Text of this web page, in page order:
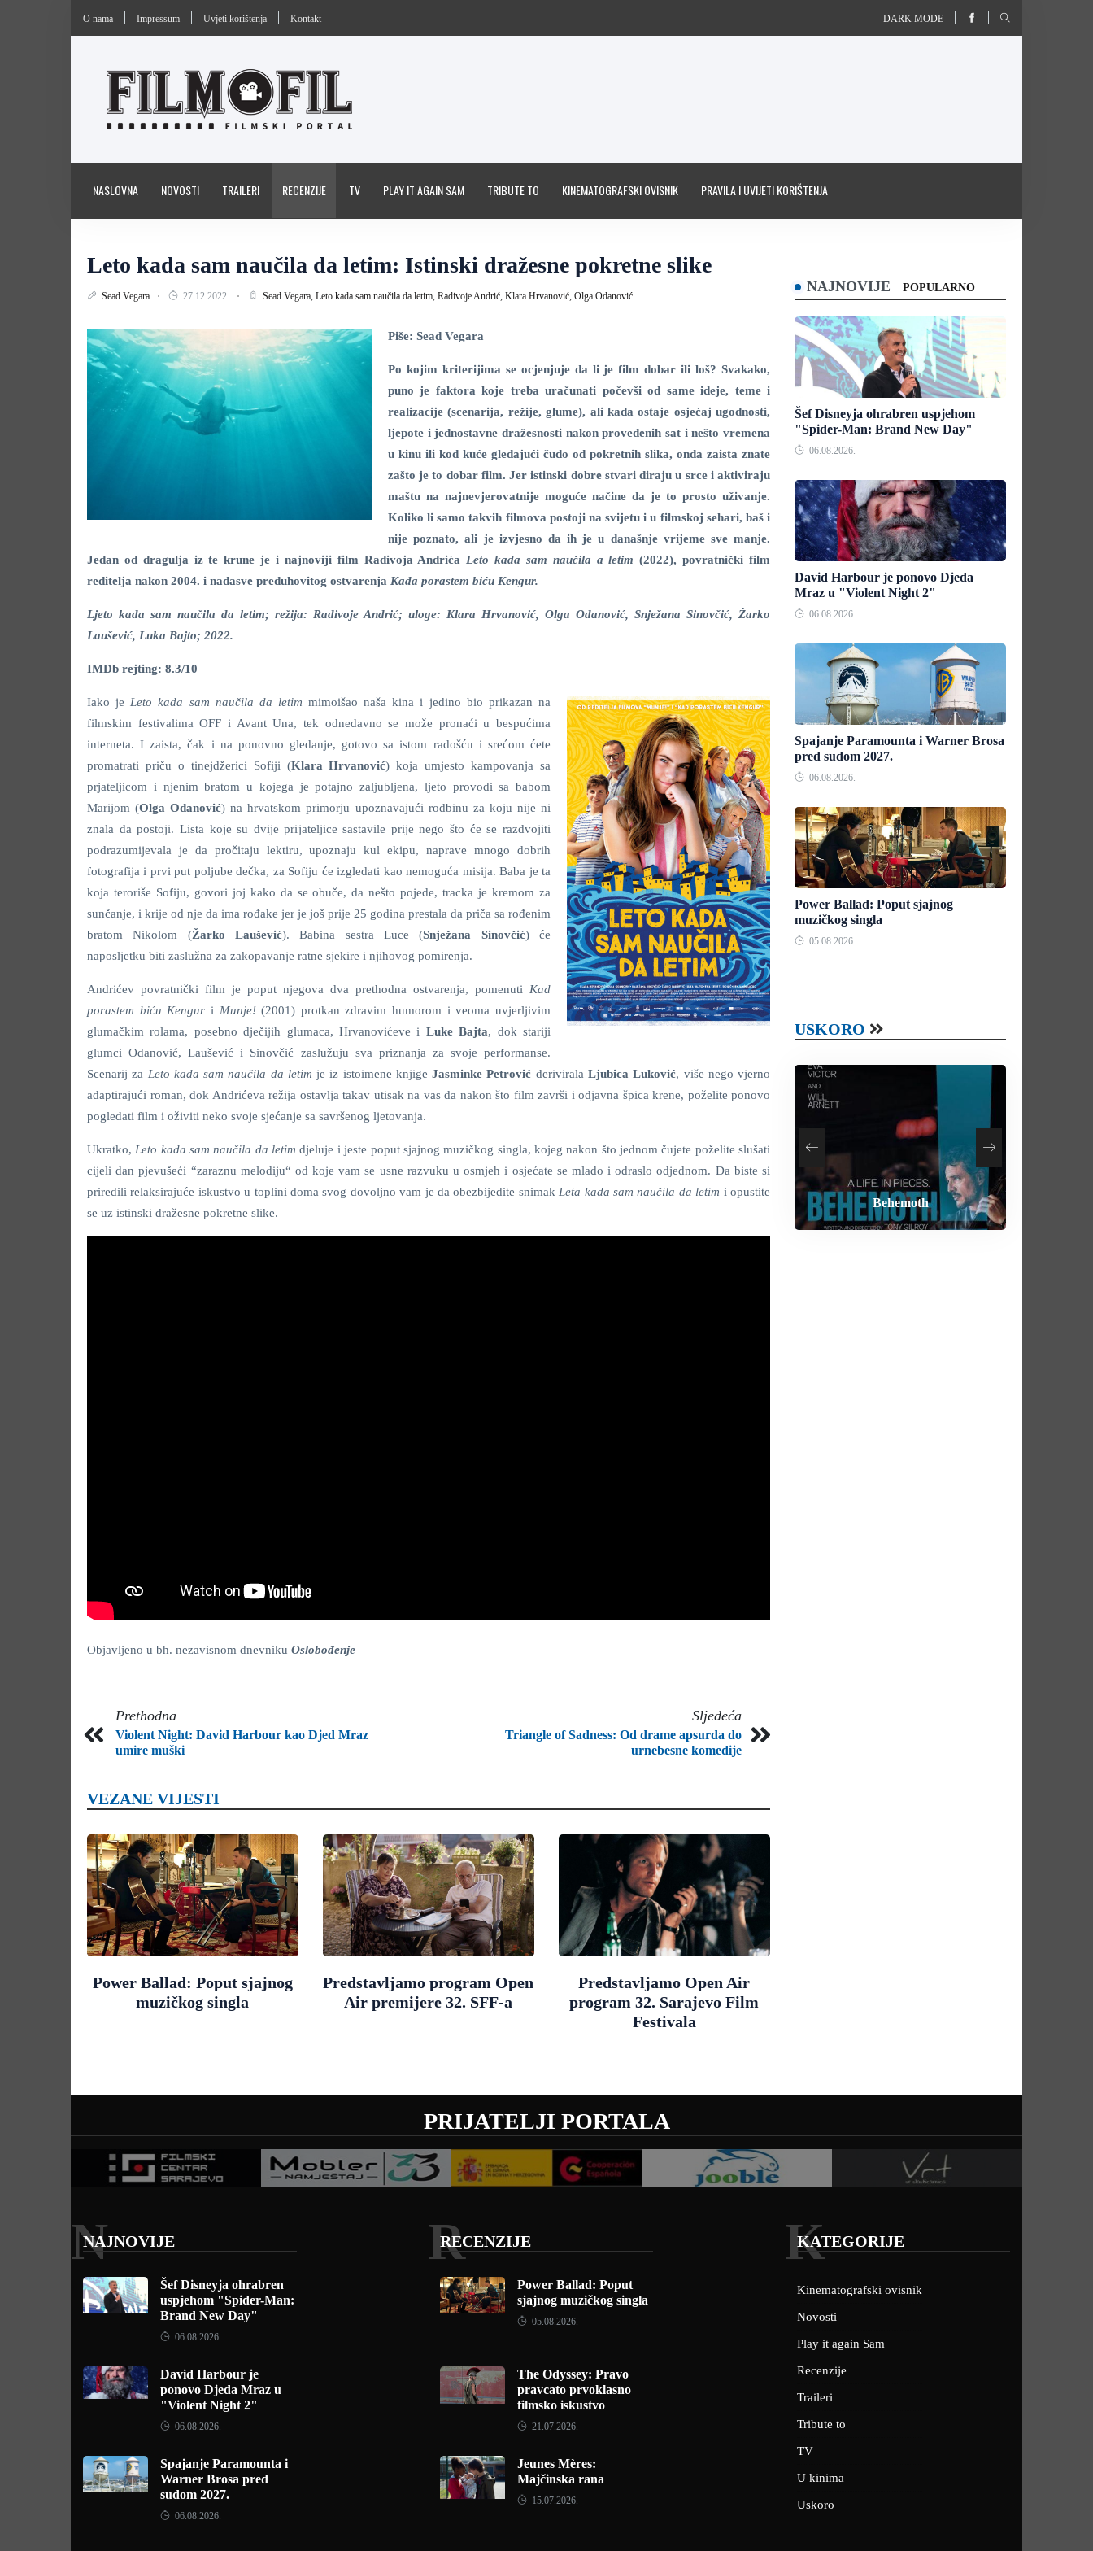
O nama Impressum Uvjeti korištenja Kontakt DARK MODE
NASLOVNA NOVOSTI TRAILERI RECENZIJE TV PLAY IT AGAIN SAM TRIBUTE TO KINEMATOGRAFSKI OVISNIK PRAVILA I UVIJETI KORIŠTENJA
Leto kada sam naučila da letim: Istinski dražesne pokretne slike
Sead Vegara 27.12.2022. Sead Vegara, Leto kada sam naučila da letim, Radivoje Andrić, Klara Hrvanović, Olga Odanović
Piše: Sead Vegara
Po kojim kriterijima se ocjenjuje da li je film dobar ili loš? Svakako,
puno je faktora koje treba uračunati počevši od same ideje, teme i
realizacije (scenarija, režije, glume), ali kada ostaje osjećaj ugodnosti,
ljepote i jednostavne dražesnosti nakon provedenih sat i nešto vremena
u kinu ili kod kuće gledajući čudo od pokretnih slika, onda zaista znate
zašto je to dobar film. Jer istinski dobre stvari diraju u srce i aktiviraju
maštu na najnevjerovatnije moguće načine da je to prosto uživanje.
Koliko li samo takvih filmova postoji na svijetu i u filmskoj sehari, baš i
nije poznato, ali je izvjesno da ih je u današnje vrijeme sve manje.
Jedan od dragulja iz te krune je i najnoviji film Radivoja Andrića Leto kada sam naučila a letim(2022), povratnički film
reditelja nakon 2004. i nadasve preduhovitog ostvarenja Kada porastem biću Kengur.
Ljeto kada sam naučila da letim; režija: Radivoje Andrić; uloge: Klara Hrvanović, Olga Odanović, Snježana Sinovčić, Žarko
Laušević, Luka Bajto; 2022.
IMDb rejting: 8.3/10
Iako je Leto kada sam naučila da letimmimoišao naša kina i jedino bio prikazan na
filmskim festivalima OFF i Avant Una, tek odnedavno se može pronaći u bespućima
interneta. I zaista, čak i na ponovno gledanje, gotovo sa istom radošću i srećom ćete
promatrati priču o tinejdžerici Sofiji (Klara Hrvanović) koja umjesto kampovanja sa
prjateljicom i njenim bratom u kojega je potajno zaljubljena, ljeto provodi sa babom
Marijom (Olga Odanović) na hrvatskom primorju upoznavajući rodbinu za koju nije ni
znala da postoji. Lista koje su dvije prijateljice sastavile prije nego što će se razdvojiti
podrazumijevala je da pročitaju lektiru, upoznaju kul ekipu, naprave mnogo dobrih
fotografija i prvi put poljube dečka, za Sofiju će izgledati kao nemoguća misija. Baba je ta
koja teroriše Sofiju, govori joj kako da se obuče, da nešto pojede, tracka je kremom za
sunčanje, i krije od nje da ima rođake jer je još prije 25 godina prestala da priča sa rođenim
bratom Nikolom (Žarko Laušević). Babina sestra Luce (Snježana Sinovčić) će
naposljetku biti zaslužna za zakopavanje ratne sjekire i njihovog pomirenja.
Andrićev povratnički film je poput njegova dva prethodna ostvarenja, pomenuti Kad
porastem biću Kengur i Munje!(2001) protkan zdravim humorom i veoma uvjerljivim
glumačkim rolama, posebno dječijih glumaca, Hrvanovićeve i Luke Bajta, dok stariji
glumci Odanović, Laušević i Sinovčić zaslužuju sva priznanja za svoje performanse.
Scenarij za Leto kada sam naučila da letimje iz istoimene knjigeJasminke Petrović derivirala Ljubica Luković, više nego vjerno
adaptirajući roman, dok Andrićeva režija ostavlja takav utisak na vas da nakon što film završi i odjavna špica krene, poželite ponovo
pogledati film i oživiti neko svoje sjećanje sa savršenog ljetovanja.
Ukratko, Leto kada sam naučila da letimdjeluje i jeste poput sjajnog muzičkog singla, kojeg nakon što jednom čujete poželite slušati
cijeli dan pjevušeći “zaraznu melodiju“ od koje vam se usne razvuku u osmjeh i osjećate se mlado i odraslo odjednom. Da biste si
priredili relaksirajuće iskustvo u toplini doma svog dovoljno vam je da obezbijedite snimak Leta kada sam naučila da letim i opustite
se uz istinski dražesne pokretne slike.
Objavljeno u bh. nezavisnom dnevniku Oslobođenje
Prethodna
Violent Night: David Harbour kao Djed Mraz
umire muški
Sljedeća
Triangle of Sadness: Od drame apsurda do
urnebesne komedije
VEZANE VIJESTI
Power Ballad: Poput sjajnog
muzičkog singla
Predstavljamo program Open
Air premijere 32. SFF-a
Predstavljamo Open Air
program 32. Sarajevo Film
Festivala
NAJNOVIJE POPULARNO
Šef Disneyja ohrabren uspjehom
"Spider-Man: Brand New Day"
06.08.2026.
David Harbour je ponovo Djeda
Mraz u "Violent Night 2"
06.08.2026.
Spajanje Paramounta i Warner Brosa
pred sudom 2027.
06.08.2026.
Power Ballad: Poput sjajnog
muzičkog singla
05.08.2026.
USKORO
Heart of the Beast
Behemoth
How To Rob A Bank
By Any Means
PRIJATELJI PORTALA
NAJNOVIJE
N
Šef Disneyja ohrabren
uspjehom "Spider-Man:
Brand New Day"
06.08.2026.
David Harbour je
ponovo Djeda Mraz u
"Violent Night 2"
06.08.2026.
Spajanje Paramounta i
Warner Brosa pred
sudom 2027.
06.08.2026.
RECENZIJE
R
Power Ballad: Poput
sjajnog muzičkog singla
05.08.2026.
The Odyssey: Pravo
pravcato prvoklasno
filmsko iskustvo
21.07.2026.
Jeunes Mères:
Majčinska rana
15.07.2026.
KATEGORIJE
K
Kinematografski ovisnik
Novosti
Play it again Sam
Recenzije
Traileri
Tribute to
TV
U kinima
Uskoro